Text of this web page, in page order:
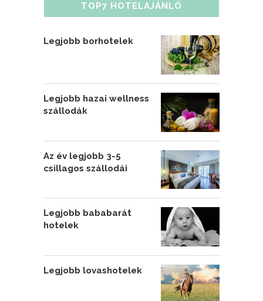
TOP7 HOTELAJÁNLÓ
Legjobb borhotelek
Legjobb hazai wellness
szállodák
Az év legjobb 3-5
csillagos szállodái
Legjobb bababarát
hotelek
Legjobb lovashotelek